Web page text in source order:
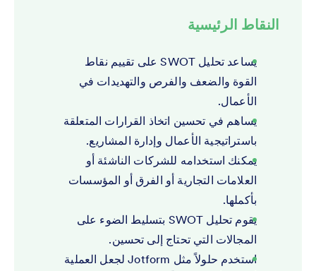
النقاط الرئيسية
يساعد تحليل SWOT على تقييم نقاط
القوة والضعف والفرص والتهديدات في
الأعمال.
يساهم في تحسين اتخاذ القرارات المتعلقة
باستراتيجية الأعمال وإدارة المشاريع.
يمكنك استخدامه للشركات الناشئة أو
العلامات التجارية أو الفرق أو المؤسسات
بأكملها.
يقوم تحليل SWOT بتسليط الضوء على
المجالات التي تحتاج إلى تحسين.
استخدم حلولاً مثل Jotform لجعل العملية